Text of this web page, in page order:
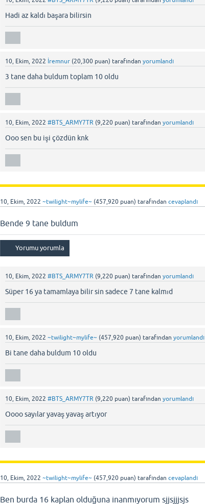
Hadi az kaldı başara bilirsin
10, Ekim, 2022 İremnur (20,300 puan) tarafından yorumlandı
3 tane daha buldum toplam 10 oldu
10, Ekim, 2022 #BTS_ARMY7TR (9,220 puan) tarafından yorumlandı
Ooo sen bu işi çözdün knk
10, Ekim, 2022 ~twilight~mylife~ (457,920 puan) tarafından cevaplandı
Bende 9 tane buldum
10, Ekim, 2022 #BTS_ARMY7TR (9,220 puan) tarafından yorumlandı
Süper 16 ya tamamlaya bilir sin sadece 7 tane kalmıd
10, Ekim, 2022 ~twilight~mylife~ (457,920 puan) tarafından yorumlandı
Bi tane daha buldum 10 oldu
10, Ekim, 2022 #BTS_ARMY7TR (9,220 puan) tarafından yorumlandı
Oooo sayılar yavaş yavaş artıyor
10, Ekim, 2022 ~twilight~mylife~ (457,920 puan) tarafından cevaplandı
Ben burda 16 kaplan olduğuna inanmıyorum sjjsjjjsjs